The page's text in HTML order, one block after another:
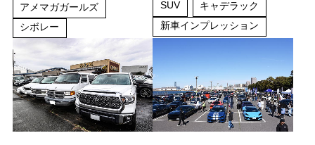
アメマガガールズ
シボレー
SUV
キャデラック
新車インプレッション